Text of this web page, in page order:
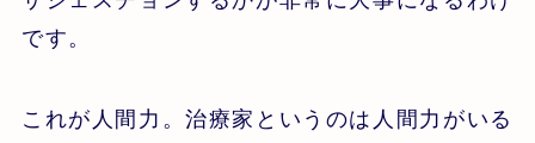
です。
これが人間力。治療家というのは人間力がいる